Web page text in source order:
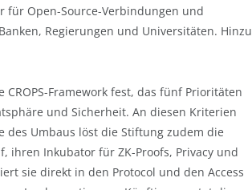
für Open-Source-Verbindungen und
Regierungen und Universitäten. Hinzu
Framework fest, das fünf Prioritäten
und Sicherheit. An diesen Kriterien
des Umbaus löst die Stiftung zudem die
ihren Inkubator für ZK-Proofs, Privacy und
sie direkt in den Protocol und den Access